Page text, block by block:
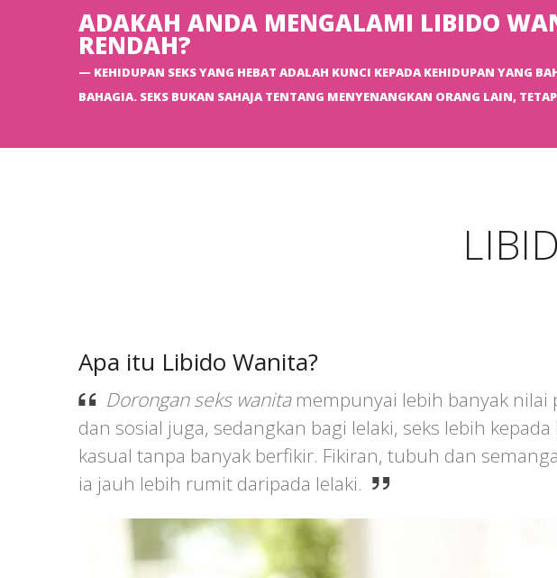
ADAKAH ANDA MENGALAMI LIBIDO
RENDAH?
KEHIDUPAN SEKS YANG HEBAT ADALAH KUNCI KEPADA KEHIDUPAN YANG
BAHAGIA. SEKS BUKAN SAHAJA TENTANG MENYENANGKAN ORANG LAIN,
Apa itu Libido Wanita?
Dorongan seks wanitamempunyai lebih banyak nilai
dan sosial juga, sedangkan bagi lelaki, seks lebih
kasual tanpa banyak berfikir. Fikiran, tubuh dan
ia jauh lebih rumit daripada lelaki.